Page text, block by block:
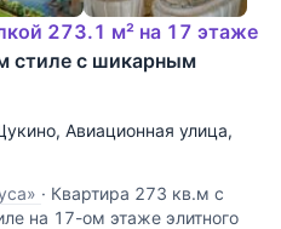
273.1 м² на 17 этаже
стиле с шикарным
, Авиационная улица,
· Квартира 273 кв.м с
на 17-ом этаже элитного